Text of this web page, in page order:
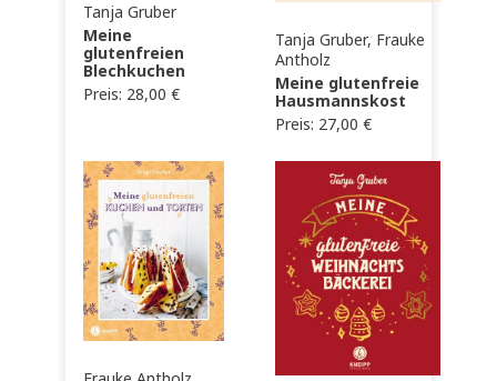
Tanja Gruber
Meine
glutenfreien
Blechkuchen
Preis: 28,00€
Tanja Gruber, Frauke
Antholz
Meine glutenfreie
Hausmannskost
Preis: 27,00€